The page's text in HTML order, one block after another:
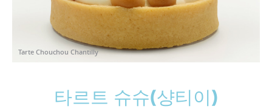
Tarte Chouchou Chantilly
타르트 슈슈(샹티이)